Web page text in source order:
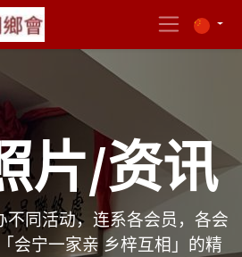
片/资讯
不同活动，连系各会员，各会
会宁一家亲 乡梓互相」的精